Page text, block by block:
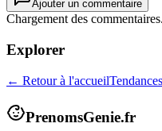
Ajouter un commentaire
Chargement des
Explorer
← Retour à l'accueil
PrenomsGenie.fr